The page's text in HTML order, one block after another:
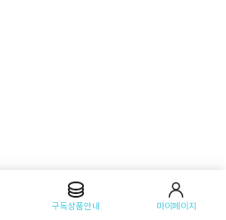
구독상품안내 마이페이지